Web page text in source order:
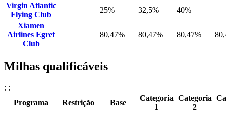
Virgin Atlantic
Flying Club
25% 32,5%
40%
Xiamen
Airlines Egret
Club
80,47% 80,47% 80,47%
Milhas qualificáveis
; ;
Programa
Restrição Base
Categoria
1
Categoria
2